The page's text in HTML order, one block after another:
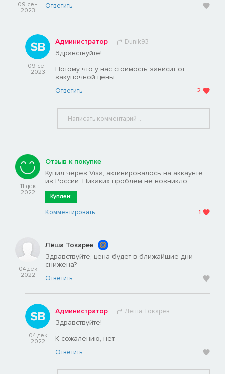
09 сен
2023
Ответить
09 сен
2023
Администратор Dunik93
Здравствуйте!
Потому что у нас стоимость зависит от
закупочной цены.
Ответить 2
11 дек
2022
Отзыв к покупке
Купил через Visa, активировалось на аккаунте
из России. Никаких проблем не возникло
Куплен:
Комментировать 1
04 дек
2022
Лёша Токарев
Здравствуйте, цена будет в ближайшие дни
снижена?
Ответить
04 дек
2022
Администратор Лёша Токарев
Здравствуйте!
К сожалению, нет.
Ответить